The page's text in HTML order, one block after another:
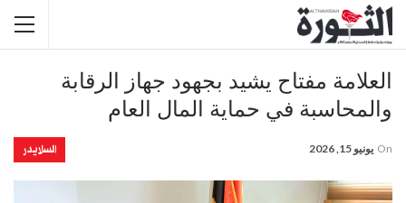
العلامة مفتاح يشيد بجهود جهاز الرقابة
والمحاسبة في حماية المال العام
السلايدر On يونيو 15, 2026